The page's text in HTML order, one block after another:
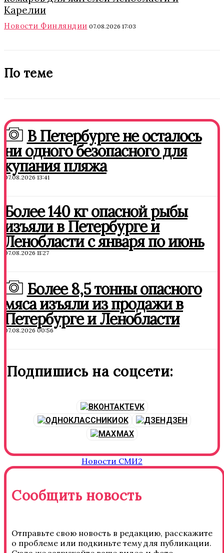
Карелии
Новости Финляндии 07.08.2026 17:03
По теме
В Петербурге не осталось
ни одного безопасного для
купания пляжа
07.08.2026 13:41
Более 140 кг опасной рыбы
изъяли в Петербурге и
Ленобласти с января по июнь
07.08.2026 11:27
Более 8,5 тонны опасного
мяса изъяли из продажи в
Петербурге и Ленобласти
07.08.2026 00:56
Подпишись на соцсети:
VK
OK
ДЗЕН
MAX
Новости СМИ2
Сообщить новость
Отправьте свою новость в редакцию, расскажите
о проблеме или подкиньте тему для публикации.